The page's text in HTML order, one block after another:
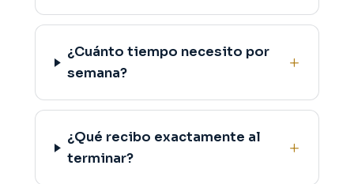
¿Cuánto tiempo necesito por
semana?
¿Qué recibo exactamente al
terminar?